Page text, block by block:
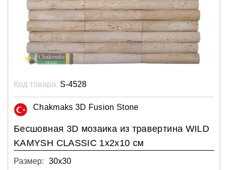
Код товара: S-4528
Chakmaks 3D Fusion Stone
Бесшовная 3D мозаика из травертина WILD
KAMYSH CLASSIC 1х2х10 см
Размер:
30х30